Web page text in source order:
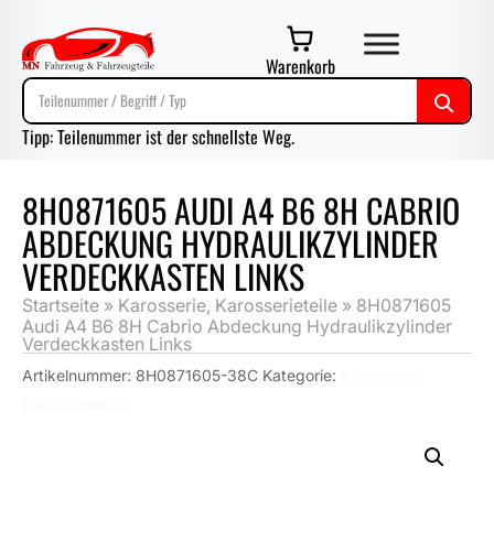
Warenkorb
Tipp: Teilenummer ist der schnellste Weg.
8H0871605 AUDI A4 B6 8H CABRIO
ABDECKUNG HYDRAULIKZYLINDER
VERDECKKASTEN LINKS
Startseite » Karosserie, Karosserieteile » 8H0871605
Audi A4 B6 8H Cabrio Abdeckung Hydraulikzylinder
Verdeckkasten Links
Artikelnummer: 8H0871605-38C Kategorie: